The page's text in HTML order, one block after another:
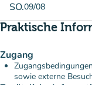
SO.09/08
Praktische
Zugang
sowie externe